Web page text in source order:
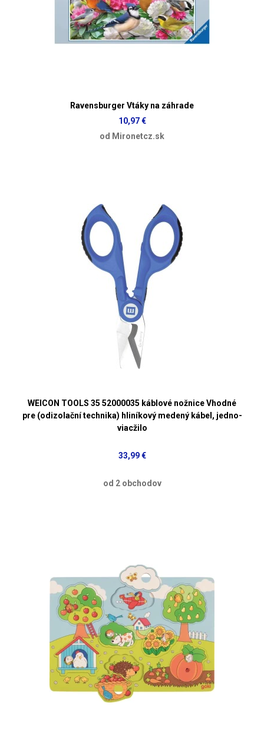
Ravensburger Vtáky na záhrade
10,97 €
od Mironetcz.sk
WEICON TOOLS 35 52000035 káblové nožnice Vhodné
pre (odizolační technika) hliníkový medený kábel, jedno-
viacžilo
33,99 €
od 2 obchodov